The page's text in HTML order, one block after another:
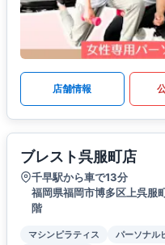
店舗情報
ブレスト呉服町店
千早駅から車で13分
福岡県福岡市博多区上呉服
階
マシンピラティス パーソナル